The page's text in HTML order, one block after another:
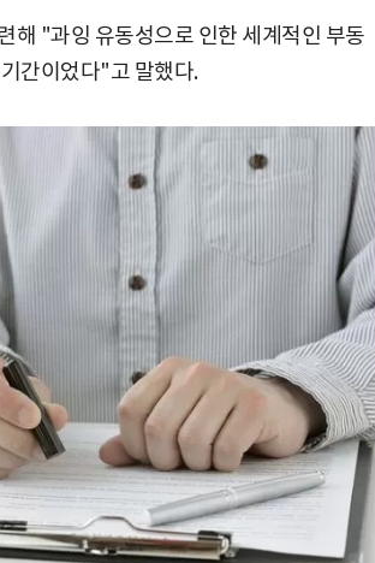
해 "과잉 유동성으로 인한 세계적인 부동
간이었다"고 말했다.